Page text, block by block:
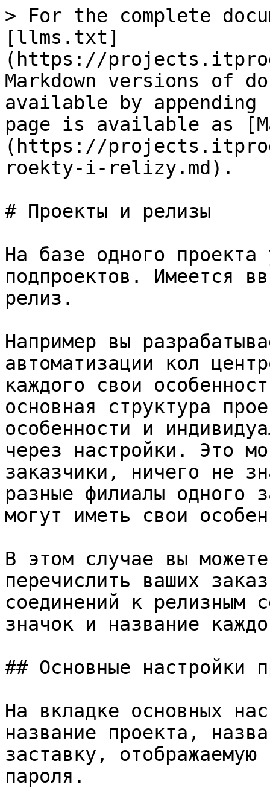
> For the complete
[llms.txt]
(https://
Markdown versions of
available by
page is available as
(https://
roekty-i-relizy.md).
# Проекты и релизы
На базе одного
подпроектов. Имеется
релиз.
Например вы
автоматизации кол
каждого свои
основная структура
особенности и
через настройки. Это
заказчики, ничего не
разные филиалы одного
могут иметь свои
В этом случае вы
перечислить ваших
соединений к релизным
значок и название
## Основные настройки
На вкладке основных
название проекта,
заставку,
пароля.